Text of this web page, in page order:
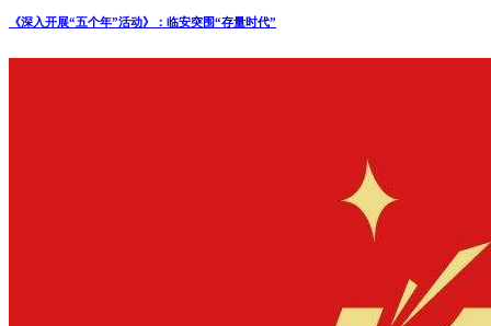
《深入开展“五个年”活动》：临安突围“存量时代”